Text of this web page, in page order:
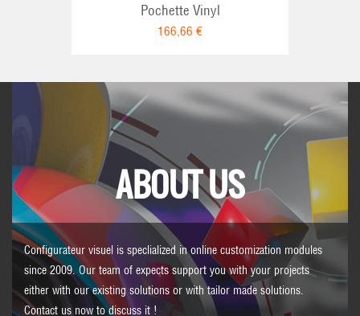
Pochette Vinyl
166,66 €
ABOUT US
Configurateur visuel is speclialized in online customization modules
since 2009. Our team of expects support you with your projects
either with our existing solutions or with tailor made solutions.
Contact us now to discuss it !